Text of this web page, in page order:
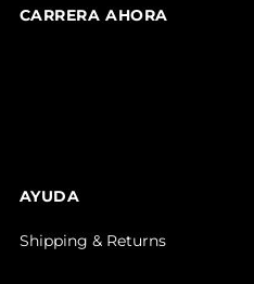
CARRERA AHORA
AYUDA
Shipping & Returns